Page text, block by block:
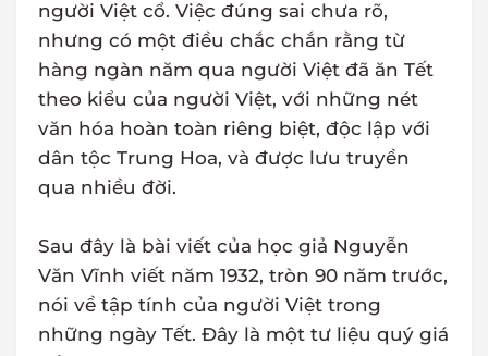
người Việt cổ. Việc đúng sai chưa rõ,
nhưng có một điều chắc chắn rằng từ
hàng ngàn năm qua người Việt đã ăn Tết
theo kiểu của người Việt, với những nét
văn hóa hoàn toàn riêng biệt, độc lập với
dân tộc Trung Hoa, và được lưu truyền
qua nhiều đời.
Sau đây là bài viết của học giả Nguyễn
Văn Vĩnh viết năm 1932, tròn 90 năm trước,
nói về tập tính của người Việt trong
những ngày Tết. Đây là một tư liệu quý giá